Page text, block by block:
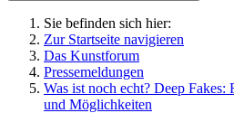
Sie befinden sich hier:
Zur Startseite navigieren
Das Kunstforum
Pressemeldungen
Was ist noch echt? Deep Fakes:
und Möglichkeiten